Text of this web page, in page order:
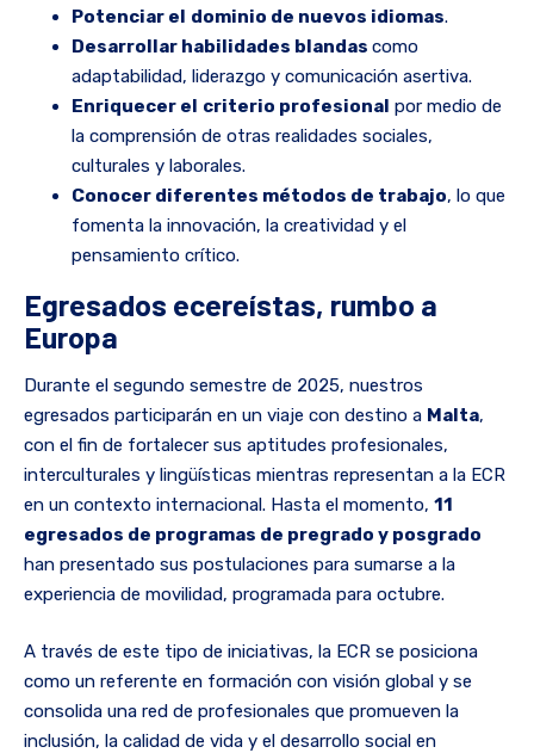
Potenciar el dominio de nuevos idiomas.
Desarrollar habilidades blandas como
adaptabilidad, liderazgo y comunicación asertiva.
Enriquecer el criterio profesional por medio de
la comprensión de otras realidades sociales,
culturales y laborales.
Conocer diferentes métodos de trabajo, lo que
fomenta la innovación, la creatividad y el
pensamiento crítico.
Egresados ecereístas, rumbo a
Europa
Durante el segundo semestre de 2025, nuestros
egresados participarán en un viaje con destino a Malta,
con el fin de fortalecer sus aptitudes profesionales,
interculturales y lingüísticas mientras representan a la ECR
en un contexto internacional. Hasta el momento, 11
egresados de programas de pregrado y posgrado
han presentado sus postulaciones para sumarse a la
experiencia de movilidad, programada para octubre.
A través de este tipo de iniciativas, la ECR se posiciona
como un referente en formación con visión global y se
consolida una red de profesionales que promueven la
inclusión, la calidad de vida y el desarrollo social en